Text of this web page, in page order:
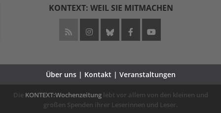
KONTEXT: WEIL SIE MITMACHEN
Über uns | Kontakt | Veranstaltungen
Die KONTEXT:Wochenzeitunglebt vor allem von den kleinen und
großen Spenden ihrer Leserinnen und Leser.